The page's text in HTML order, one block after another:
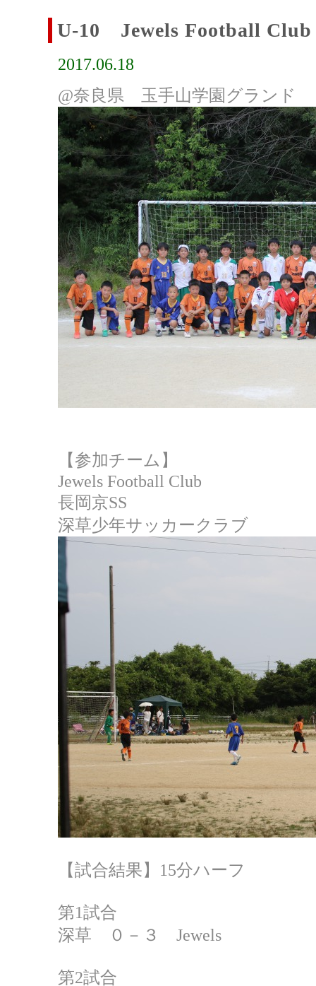
U-10 Jewels Football
2017.06.18
@奈良県 玉手山学園グランド
【参加チーム】
Jewels Football Club
長岡京SS
深草少年サッカークラブ
【試合結果】15分ハーフ
第1試合
深草 ０－３ Jewels
第2試合